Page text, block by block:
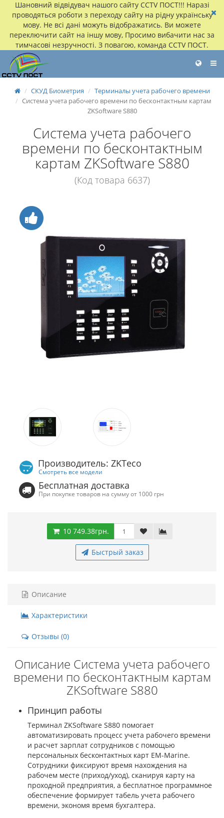
Шановний відвідувач нашого сайту CCTV ПОСТ!!! Наразі
проводяться роботи з переходу сайту на рідну українську
мову. Не всі дані можуть відображатись. Ви можете
переключити сайт на іншу мову, Просимо вибачити нас за
тимчасові незручності. З повагою, команда CCTV ПОСТ.
СКУД Биометрия
Терминалы учета рабочего времени
Система учета рабочего времени по бесконтактным картам
ZKSoftware S880
Система учета рабочего
времени по бесконтактным
картам ZKSoftware S880
(Код товара 6637)
Производитель: ZKTeco
Смотреть все модели
Бесплатная доставка
При покупке товаров на сумму от 1000 грн
10 749.38грн.
Быстрый заказ
Описание
Характеристики
Отзывы (0)
Описание Система учета рабочего
времени по бесконтактным картам
ZKSoftware S880
Принцип работы
Терминал ZKSoftware S880 помогает
автоматизировать процесс учета рабочего времени
и расчет зарплат сотрудников с помощью
персональных бесконтактных карт EM-Marine.
Сотрудники фиксируют время нахождения на
рабочем месте (приход/уход), сканируя карту на
проходной предприятия, а бесплатное программное
обеспечение формирует табель учета рабочего
времени, экономя время бухгалтера.